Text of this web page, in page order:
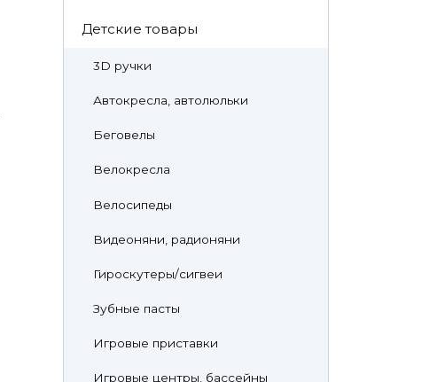
Детские товары
3D ручки
Автокресла, автолюльки
Беговелы
Велокресла
Велосипеды
Видеоняни, радионяни
Гироскутеры/сигвеи
Зубные пасты
Игровые приставки
Игровые центры, бассейны